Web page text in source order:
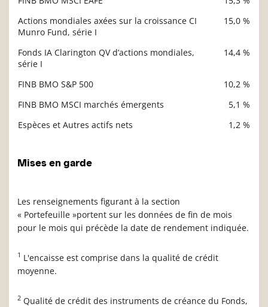
Actions mondiales axées sur la croissance CI
Munro Fund, série I
15,0 %
Fonds IA Clarington QV d’actions mondiales,
série I
14,4 %
FINB BMO S&P 500
10,2 %
FINB BMO MSCI marchés émergents
5,1 %
Espèces et Autres actifs nets
1,2 %
Mises en garde
Les renseignements figurant à la section
« Portefeuille »portent sur les données de fin de mois
pour le mois qui précède la date de rendement indiquée.
1 L'encaisse est comprise dans la qualité de crédit
moyenne.
2 Qualité de crédit des instruments de créance du Fonds,